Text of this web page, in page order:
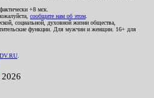
+8 мск.
сообщите нам об этом
социальной, духовной жизни общества,
функции. Для мужчин и женщин. 16+ для